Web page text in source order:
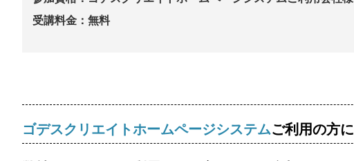
受講料金：無料
ゴデスクリエイトホームページシステムご利用の方